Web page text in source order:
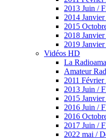
2013 Juin /
2014
2015
2018
2019
Vidéos HD
La
Amateur
2011
2013 Juin /
2015
2016 Juin /
2016
2017 Juin /
2022 mai /